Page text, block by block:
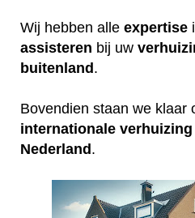
Wij hebben alle expertise
assisteren bij uw
buitenland.
Bovendien staan we klaar
internationale verhuizing
Nederland.